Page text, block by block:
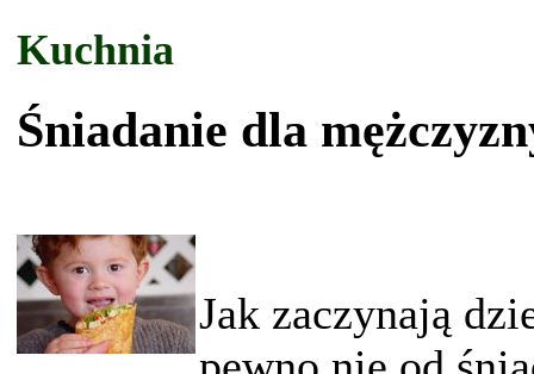
Kuchnia
Śniadanie dla
Jak zaczynają